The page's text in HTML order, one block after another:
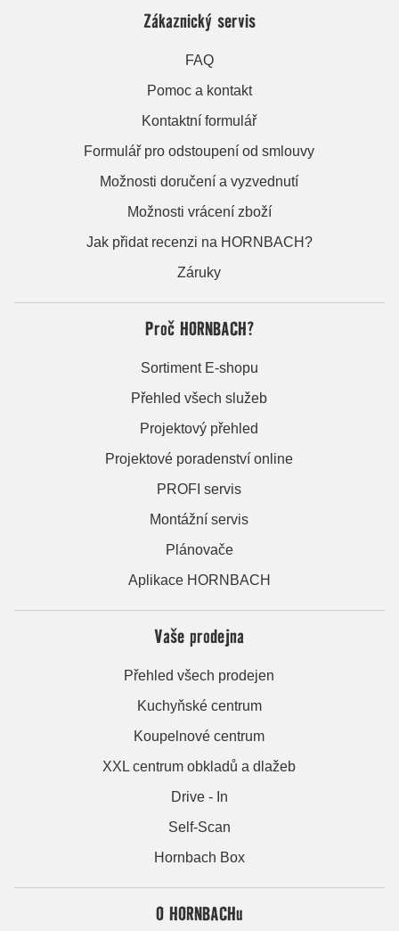
Zákaznický servis
FAQ
Pomoc a kontakt
Kontaktní formulář
Formulář pro odstoupení od smlouvy
Možnosti doručení a vyzvednutí
Možnosti vrácení zboží
Jak přidat recenzi na HORNBACH?
Záruky
Proč HORNBACH?
Sortiment E-shopu
Přehled všech služeb
Projektový přehled
Projektové poradenství online
PROFI servis
Montážní servis
Plánovače
Aplikace HORNBACH
Vaše prodejna
Přehled všech prodejen
Kuchyňské centrum
Koupelnové centrum
XXL centrum obkladů a dlažeb
Drive - In
Self-Scan
Hornbach Box
O HORNBACHu